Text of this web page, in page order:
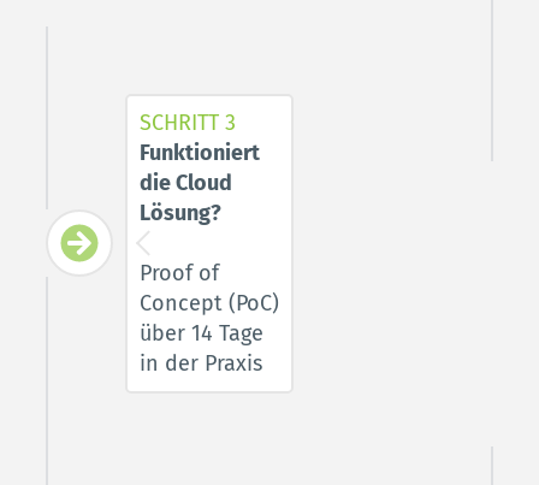
SCHRITT 3
Funktioniert
die Cloud
Lösung?
Proof of
Concept (PoC)
über 14 Tage
in der Praxis